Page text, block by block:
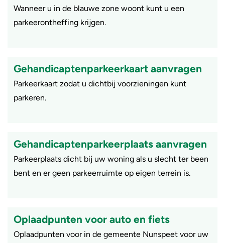
Wanneer u in de blauwe zone woont kunt u een
parkeerontheffing krijgen.
Gehandicaptenparkeerkaart aanvragen
​Parkeerkaart zodat u dichtbij voorzieningen kunt
parkeren.
Gehandicaptenparkeerplaats aanvragen
​Parkeerplaats dicht bij uw woning als u slecht ter been
bent en er geen parkeerruimte op eigen terrein is.
Oplaadpunten voor auto en fiets
​Oplaadpunten voor in de gemeente Nunspeet voor uw